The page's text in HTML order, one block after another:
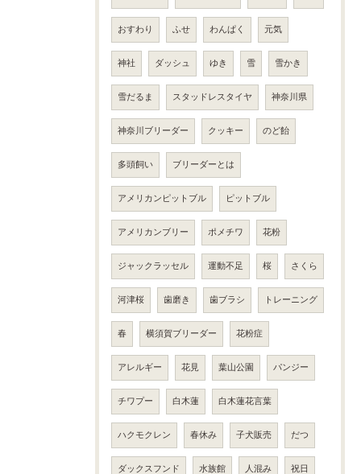
おすわり ふせ わんぱく 元気
神社 ダッシュ ゆき 雪 雪かき
雪だるま スタッドレスタイヤ 神奈川県
神奈川ブリーダー クッキー のど飴
多頭飼い ブリーダーとは
アメリカンピットブル ピットブル
アメリカンブリー ポメチワ 花粉
ジャックラッセル 運動不足 桜 さくら
河津桜 歯磨き 歯ブラシ トレーニング
春 横須賀ブリーダー 花粉症
アレルギー 花見 葉山公園 パンジー
チワプー 白木蓮 白木蓮花言葉
ハクモクレン 春休み 子犬販売 だつ
ダックスフンド 水族館 人混み 祝日